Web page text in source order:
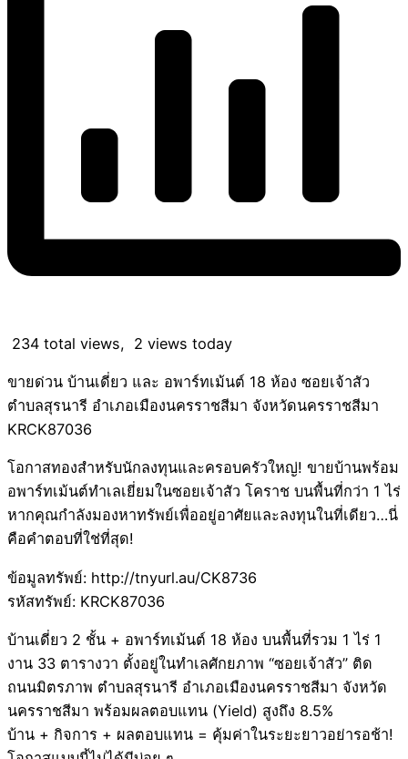
234 total views, 2 views today
ขายด่วน บ้านเดี่ยว และ อพาร์ทเม้นต์ 18 ห้อง ซอยเจ้าสัว
ตำบลสุรนารี อำเภอเมืองนครราชสีมา จังหวัดนครราชสีมา
KRCK87036
โอกาสทองสำหรับนักลงทุนและครอบครัวใหญ่! ขายบ้านพร้อม
อพาร์ทเม้นต์ทำเลเยี่ยมในซอยเจ้าสัว โคราช บนพื้นที่กว่า 1 ไร่
หากคุณกำลังมองหาทรัพย์เพื่ออยู่อาศัยและลงทุนในที่เดียว…นี่
คือคำตอบที่ใช่ที่สุด!
ข้อมูลทรัพย์: http://tnyurl.au/CK8736
รหัสทรัพย์: KRCK87036
บ้านเดี่ยว 2 ชั้น + อพาร์ทเม้นต์ 18 ห้อง บนพื้นที่รวม 1 ไร่ 1
งาน 33 ตารางวา ตั้งอยู่ในทำเลศักยภาพ “ซอยเจ้าสัว” ติด
ถนนมิตรภาพ ตำบลสุรนารี อำเภอเมืองนครราชสีมา จังหวัด
นครราชสีมา พร้อมผลตอบแทน (Yield) สูงถึง 8.5%
บ้าน + กิจการ + ผลตอบแทน = คุ้มค่าในระยะยาวอย่ารอช้า!